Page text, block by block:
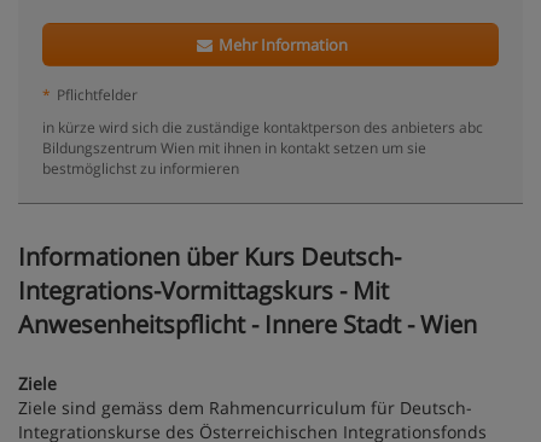
Mehr Information
* Pflichtfelder
in kürze wird sich die zuständige kontaktperson des anbieters abc
Bildungszentrum Wien mit ihnen in kontakt setzen um sie
bestmöglichst zu informieren
Informationen über Kurs Deutsch-
Integrations-Vormittagskurs - Mit
Anwesenheitspflicht - Innere Stadt - Wien
Ziele
Ziele sind gemäss dem Rahmencurriculum für Deutsch-
Integrationskurse des Österreichischen Integrationsfonds